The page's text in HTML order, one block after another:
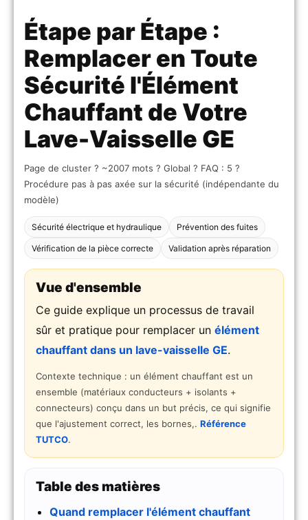
Étape par Étape :
Remplacer en Toute
Sécurité l'Élément
Chauffant de Votre
Lave-Vaisselle GE
Page de cluster ? ~2007 mots ? Global ? FAQ : 5 ?
Procédure pas à pas axée sur la sécurité (indépendante du
modèle)
Sécurité électrique et hydraulique Prévention des fuites
Vérification de la pièce correcte Validation après réparation
Vue d'ensemble
Ce guide explique un processus de travail
sûr et pratique pour remplacer un élément
chauffant dans un lave-vaisselle GE.
Contexte technique : un élément chauffant est un
ensemble (matériaux conducteurs + isolants +
connecteurs) conçu dans un but précis, ce qui signifie
que l'ajustement correct, les bornes,. Référence
TUTCO.
Table des matières
Quand remplacer l'élément chauffant